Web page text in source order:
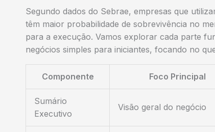
Segundo dados do Sebrae, empresas que
têm maior probabilidade de sobrevivência no
para a execução. Vamos explorar cada parte
negócios simples para iniciantes, focando no
Componente Foco Principal
Sumário
Executivo
Visão geral do negócio